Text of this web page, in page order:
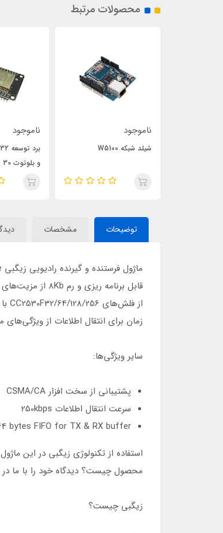
محصولات مرتبط
ناموجود
شیلد شبکه W5100
ناموجود
و بلوتوث 30 پایه
توضیحات مشخصات
زمان برای انتقال اطلاعات از
سایر ویژگی‌ها:
پشتیبانی از سخت افزار CSMA/CA
سرعت انتقال اطلاعات 250kbps
bytes FIFO for TX & RX buffer
استفاده از تکنولوژی زیگبی در این
محصول چیست؟ دیدگاه خود را با ما در
زیگبی چیست؟